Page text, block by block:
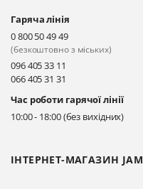
ІНТЕРНЕТ-МАГАЗИН JAM
Гаряча лінія
0 800 50 49 49
(безкоштовно з міських)
096 405 33 11
066 405 31 31
Час роботи гарячої лінії
10:00 - 18:00 (без вихідних)